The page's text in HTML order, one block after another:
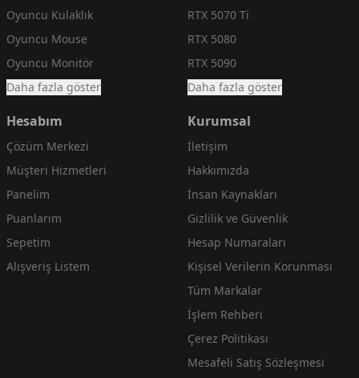
Oyuncu Kulaklık
Oyuncu Mouse
Oyuncu Monitör
Daha fazla göster
RTX 5070 Ti
RTX 5080
RTX 5090
Daha fazla göster
Hesabım
Çözüm Merkezi
Müşteri Hizmetleri
Panelim
Puanlarım
Sepetim
Alışveriş Listem
Kurumsal
İletişim
Hakkımızda
İnsan Kaynakları
Gizlilik ve Güvenlik
Hesap Numaraları
Kişisel Verilerin Korunması
Tüm Markalar
İşlem Rehberi
Çerez Politikası
Mesafeli Satış Sözleşmesi